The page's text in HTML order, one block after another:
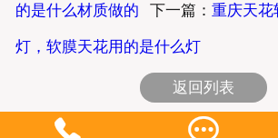
的是什么材质做的 下一篇： 重庆天花
灯，软膜天花用的是什么灯
返回列表
 